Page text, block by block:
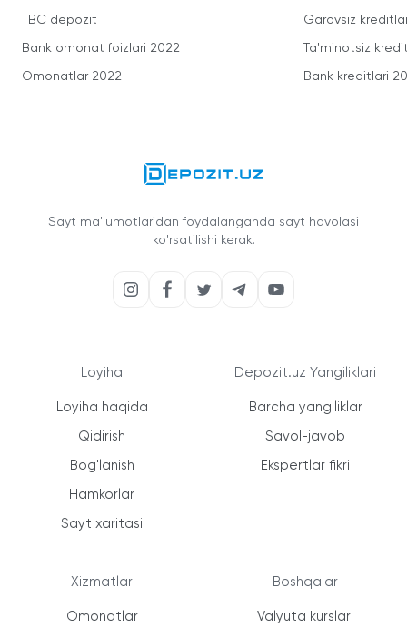
TBC depozit
Bank omonat foizlari 2022
Omonatlar 2022
Garovsiz
Ta'minotsiz
Bank kreditlari
Sayt ma'lumotlaridan foydalanganda sayt havolasi
ko'rsatilishi kerak.
Loyiha
Loyiha haqida
Qidirish
Bog'lanish
Hamkorlar
Sayt xaritasi
Xizmatlar
Omonatlar
Depozit.uz Yangiliklari
Barcha yangiliklar
Savol-javob
Ekspertlar fikri
Boshqalar
Valyuta kurslari